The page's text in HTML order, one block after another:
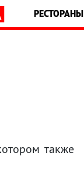
РЕСТОРАНЫ
также